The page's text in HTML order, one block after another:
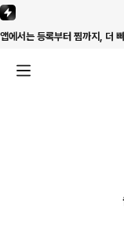
앱에서는 등록부터 찜까지, 더